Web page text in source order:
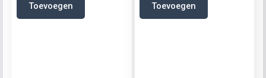
Toevoegen Toevoegen